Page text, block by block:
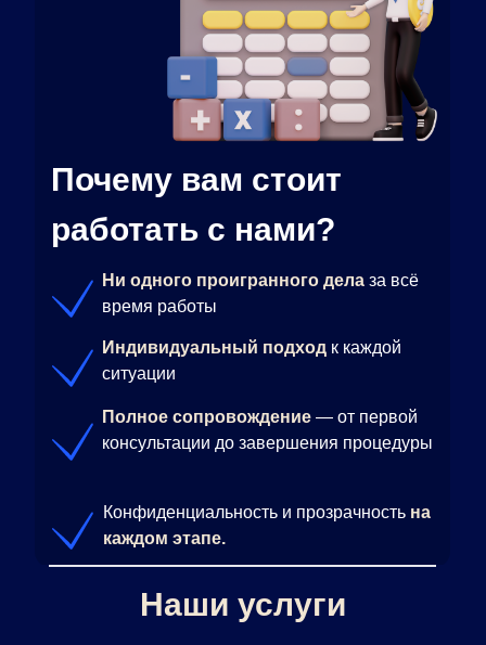
Почему вам стоит
работать с нами?
Индивидуальный подход к каждой
ситуации
Полное сопровождение — от первой
консультации до завершения процедуры
Ни одного проигранного дела за всё
время работы
Конфиденциальность и прозрачность на
каждом этапе.
Наши услуги